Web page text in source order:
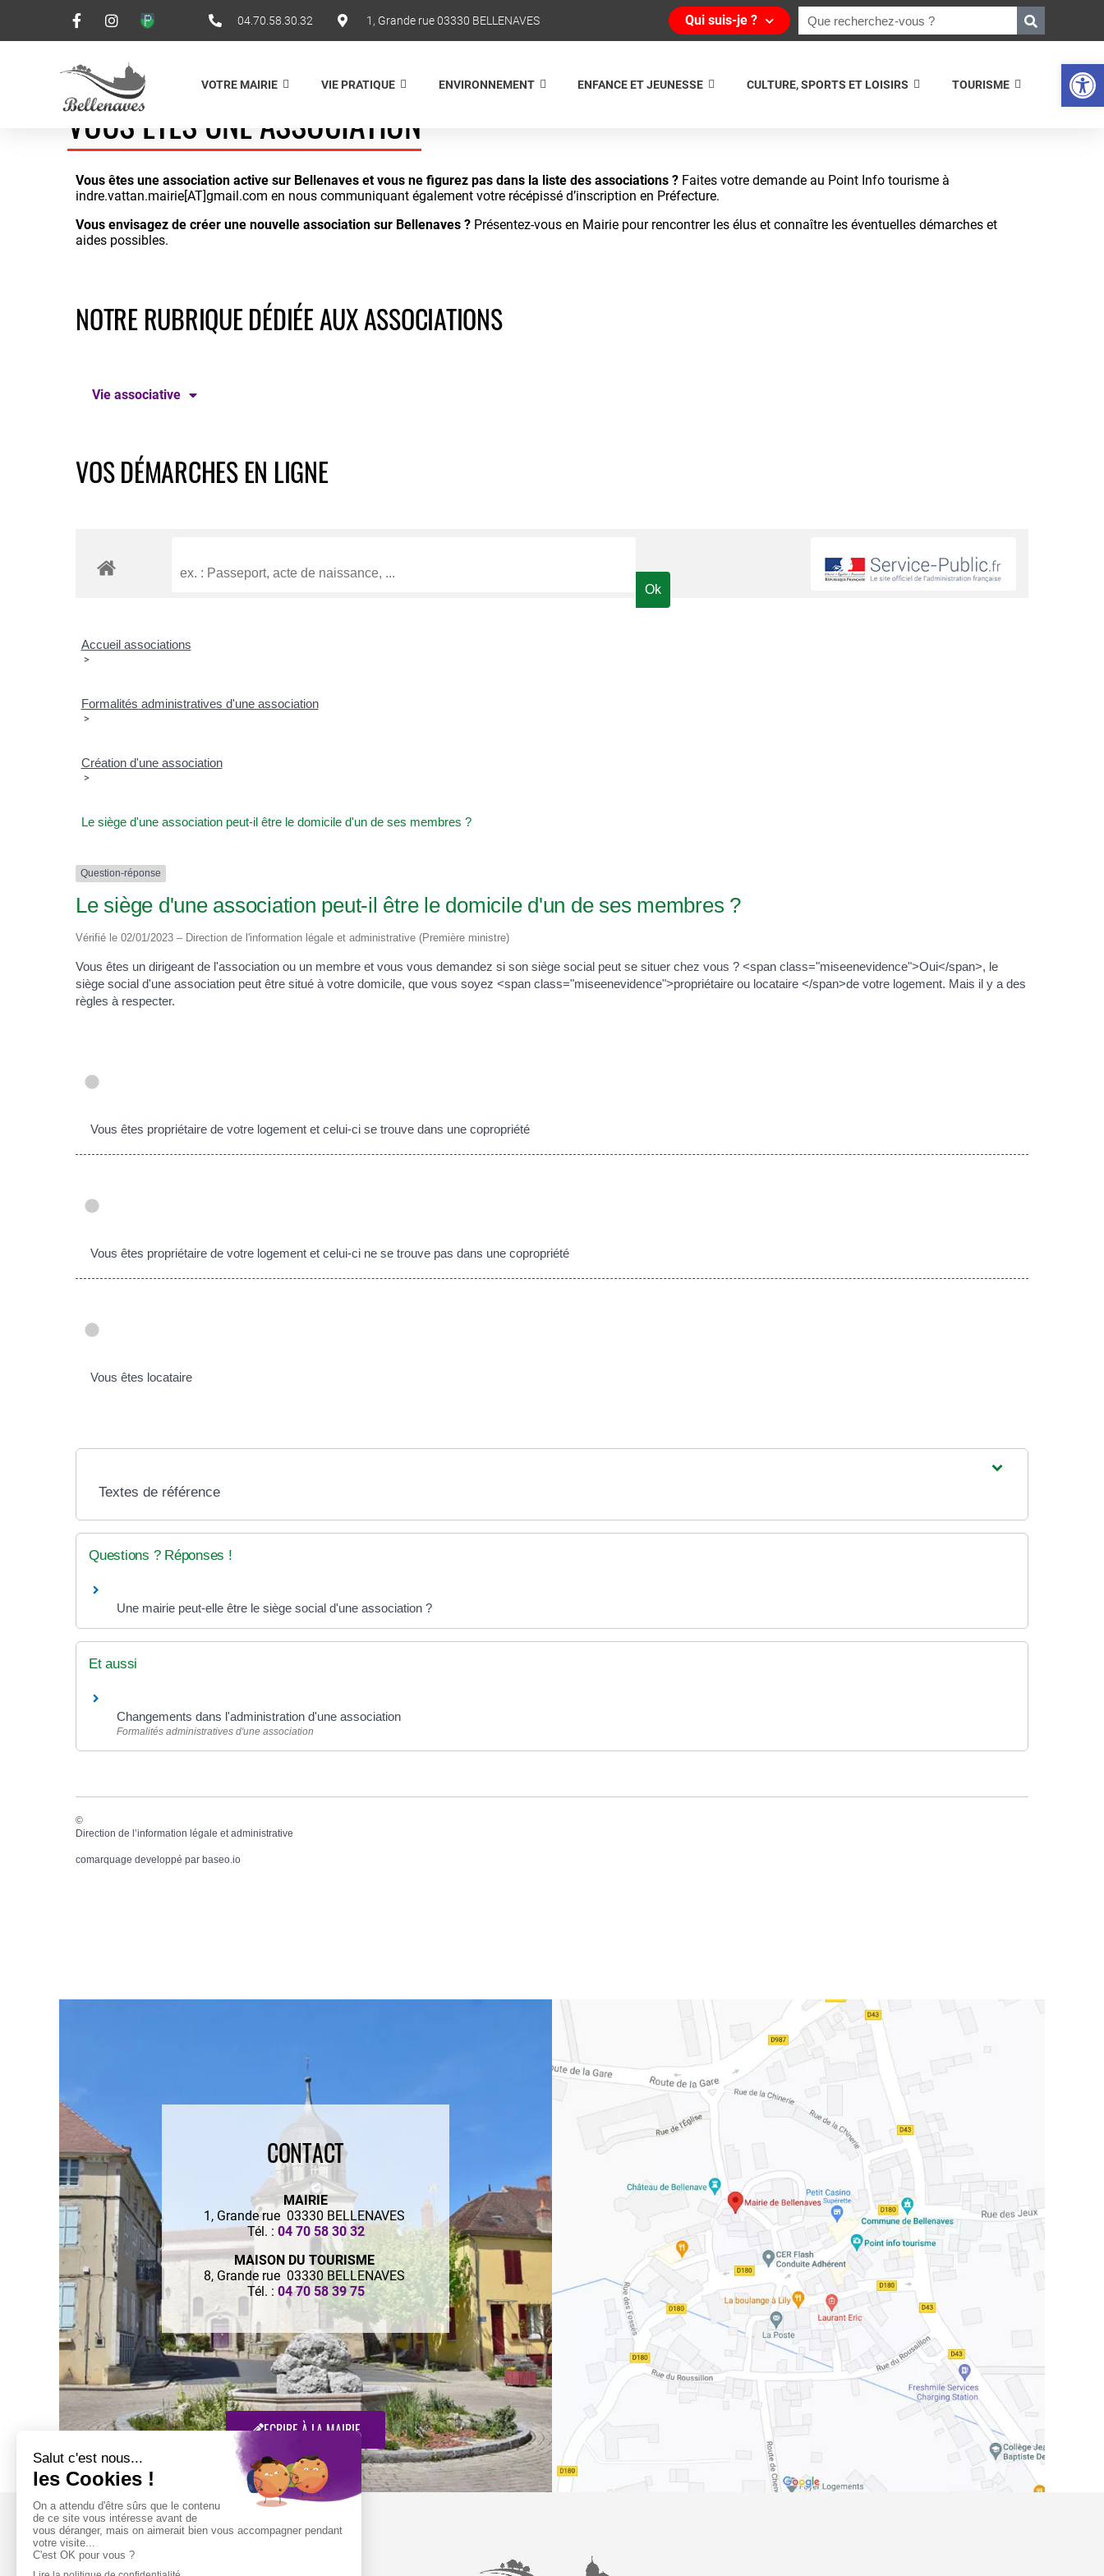
Ouvrir
04.70.58.30.32 1, Grande rue 03330 BELLENAVES Qui suis-je ?
VOTRE MAIRIE VIE PRATIQUE ENVIRONNEMENT ENFANCE ET JEUNESSE CULTURE, SPORTS ET LOISIRS TOURISME
VOUS ÊTES UNE ASSOCIATION
Vous êtes une association active sur Bellenaves et vous ne figurez pas dans la liste des associations ? Faites votre demande au Point Info tourisme à
indre.vattan.mairie[AT]gmail.com en nous communiquant également votre récépissé d’inscription en Préfecture.
Vous envisagez de créer une nouvelle association sur Bellenaves ? Présentez-vous en Mairie pour rencontrer les élus et connaître les éventuelles démarches et
aides possibles.
NOTRE RUBRIQUE DÉDIÉE AUX ASSOCIATIONS
Vie associative
VOS DÉMARCHES EN LIGNE
Accueil associations
>
Formalités administratives d'une association
>
Création d'une association
>
Le siège d'une association peut-il être le domicile d'un de ses membres ?
Question-réponse
Le siège d'une association peut-il être le domicile d'un de ses membres ?
Vérifié le 02/01/2023 – Direction de l'information légale et administrative (Première ministre)
Vous êtes un dirigeant de l'association ou un membre et vous vous demandez si son siège social peut se situer chez vous ? <span class="miseenevidence">Oui</span>, le
siège social d'une association peut être situé à votre domicile, que vous soyez <span class="miseenevidence">propriétaire ou locataire </span>de votre logement. Mais il y a des
règles à respecter.
Vous êtes propriétaire de votre logement et celui-ci se trouve dans une copropriété
Vous êtes propriétaire de votre logement et celui-ci ne se trouve pas dans une copropriété
Vous êtes locataire
Textes de référence
Questions ? Réponses !
Une mairie peut-elle être le siège social d'une association ?
Et aussi
Changements dans l'administration d'une association
Formalités administratives d'une association
©
Direction de l’information légale et administrative
comarquage developpé par baseo.io
CONTACT
MAIRIE
1, Grande rue 03330 BELLENAVES
Tél. : 04 70 58 30 32
MAISON DU TOURISME
8, Grande rue 03330 BELLENAVES
Tél. : 04 70 58 39 75
ECRIRE À LA MAIRIE
Retrouvez-nous sur :